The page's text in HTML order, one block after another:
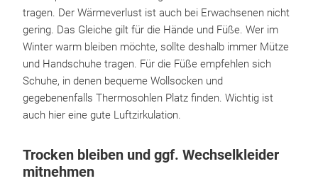
tragen. Der Wärmeverlust ist auch bei Erwachsenen nicht
gering. Das Gleiche gilt für die Hände und Füße. Wer im
Winter warm bleiben möchte, sollte deshalb immer Mütze
und Handschuhe tragen. Für die Füße empfehlen sich
Schuhe, in denen bequeme Wollsocken und
gegebenenfalls Thermosohlen Platz finden. Wichtig ist
auch hier eine gute Luftzirkulation.
Trocken bleiben und ggf. Wechselkleider
mitnehmen